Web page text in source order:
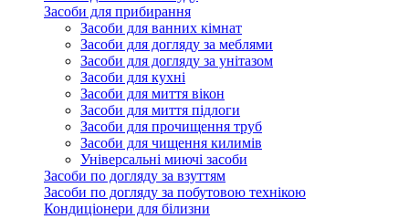
Засоби для прибирання
Засоби для ванних кімнат
Засоби для догляду за меблями
Засоби для догляду за унітазом
Засоби для кухні
Засоби для миття вікон
Засоби для миття підлоги
Засоби для прочищення труб
Засоби для чищення килимів
Універсальні миючі засоби
Засоби по догляду за взуттям
Засоби по догляду за побутовою технікою
Кондиціонери для білизни